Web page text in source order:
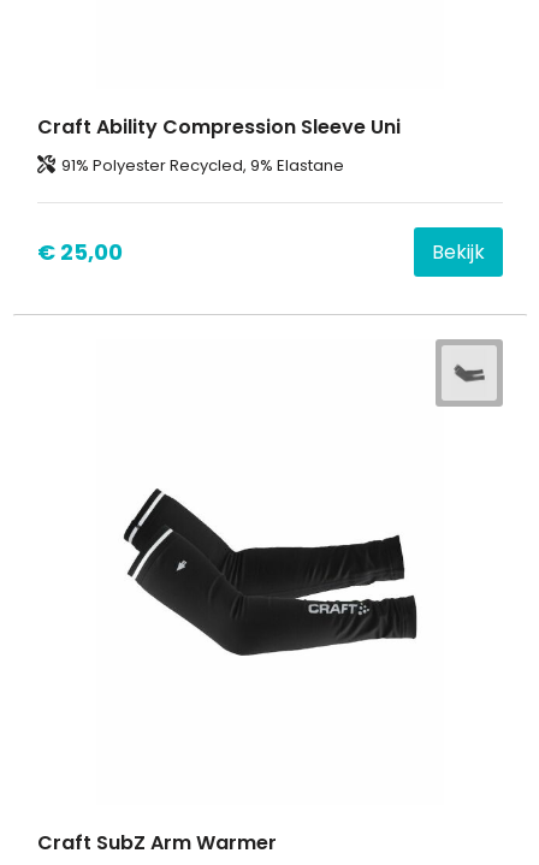
Craft Ability Compression Sleeve Uni
91% Polyester Recycled, 9% Elastane
€ 25,00 Bekijk
Craft SubZ Arm Warmer